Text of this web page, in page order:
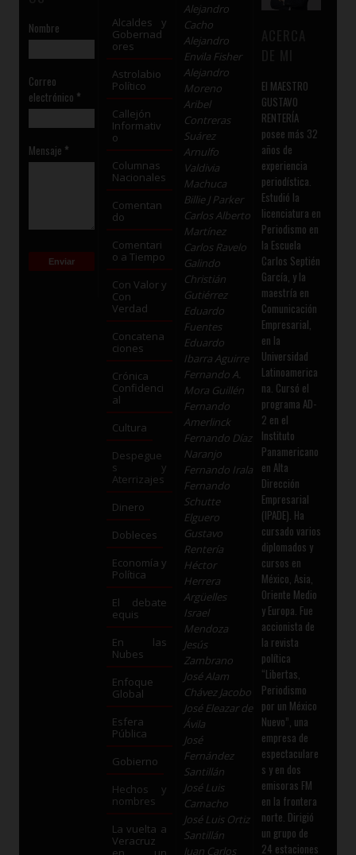
Nombre
Correo
electrónico *
Mensaje *
Alcaldes y
Gobernad
ores
Astrolabio
Político
Callejón
Informativ
o
Columnas
Nacionales
Comentan
do
Comentari
o a Tiempo
Con Valor y
Con
Verdad
Concatena
ciones
Crónica
Confidenci
al
Cultura
Despegue
s y
Aterrizajes
Dinero
Dobleces
Economía y
Política
El debate
equis
En las
Nubes
Enfoque
Global
Esfera
Pública
Gobierno
Hechos y
nombres
La vuelta a
Veracruz
Alejandro
Cacho
Alejandro
Envila Fisher
Alejandro
Moreno
Aribel
Contreras
Suárez
Arnulfo
Valdivia
Machuca
Billie J Parker
Carlos Alberto
Martínez
Carlos Ravelo
Galindo
Christián
Gutiérrez
Eduardo
Fuentes
Eduardo
Ibarra Aguirre
Fernando A.
Mora Guillén
Fernando
Amerlinck
Fernando Díaz
Naranjo
Fernando Irala
Fernando
Schutte
Elguero
Gustavo
Rentería
Héctor
Herrera
Argüelles
Israel
Mendoza
Jesús
Zambrano
José Alam
Chávez Jacobo
José Eleazar de
Ávila
José
Fernández
Santillán
José Luis
Camacho
José Luis Ortiz
Santillán
Juan Carlos
El MAESTRO
GUSTAVO
RENTERÍA
posee más 32
años de
experiencia
periodística.
Estudió la
licenciatura en
Periodismo en
la Escuela
Carlos Septién
García, y la
maestría en
Comunicación
Empresarial,
en la
Universidad
Latinoamerica
na. Cursó el
programa AD-
2 en el
Instituto
Panamericano
en Alta
Dirección
Empresarial
(IPADE). Ha
cursado varios
diplomados y
cursos en
México, Asia,
Oriente Medio
y Europa. Fue
accionista de
la revista
política
“Libertas,
Periodismo
por un México
Nuevo”, una
empresa de
espectaculare
s y en dos
emisoras FM
en la frontera
norte. Dirigió
un grupo de
24 estaciones